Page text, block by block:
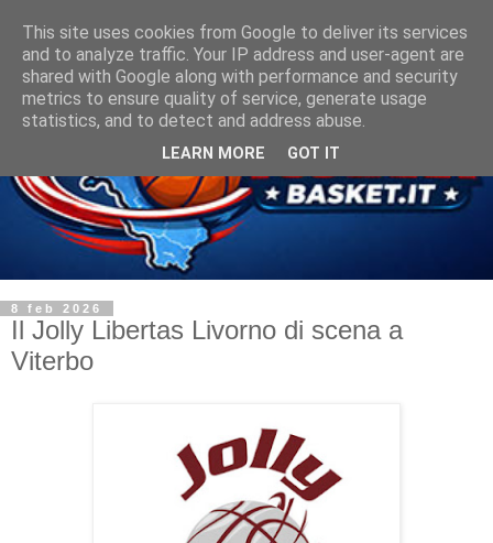
8 feb 2026
Il Jolly Libertas Livorno di scena a
Viterbo
This site uses cookies from Google to deliver its services
and to analyze traffic. Your IP address and user-agent are
shared with Google along with performance and security
metrics to ensure quality of service, generate usage
statistics, and to detect and address abuse.
LEARN MORE GOT IT